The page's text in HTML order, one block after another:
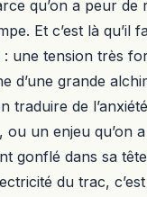
qu’on a peur
Et c’est là qu’il
une tension très
d’une grande
traduire de
ou un enjeu qu’on a
gonflé dans sa
du trac,